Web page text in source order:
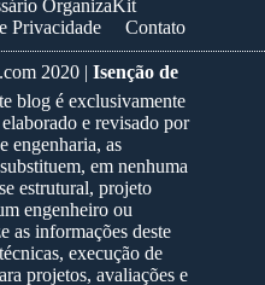
OrganizaKit
Privacidade Contato
2020 | Isenção de
blog é exclusivamente
e revisado por
engenharia, as
em nenhuma
estrutural, projeto
engenheiro ou
as informações deste
execução de
projetos, avaliações e